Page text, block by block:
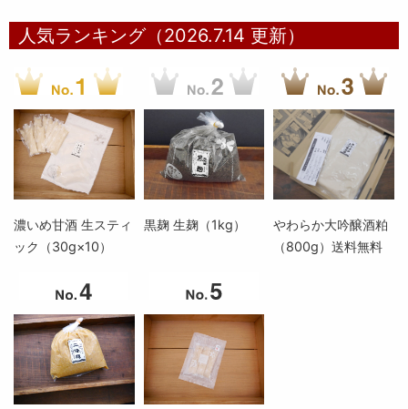
人気ランキング（2026.7.14 更新）
濃いめ甘酒 生スティ
ック（30g×10）
黒麹 生麹（1kg）
やわらか大吟醸酒粕
（800g）送料無料